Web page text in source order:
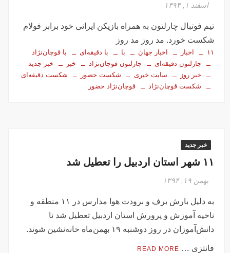
اسفند ۱, ۱۳۹۴
تیم فوتبال چارلتون به همراه بازیکن ایرانی خود برابر فولام
شکست خورد. مد روز مد روز
۱۱ اخبار اخبار جهان با با دقیقه‌ای
با قوچان‌نژاد
چارلتون دقیقه‌ای
چارلتون قوچان‌نژاد خبر
خبر جدید
خبر روز
سایت خبری شکست حضور
شکست دقیقه‌ای
شکست قوچان‌نژاد
قوچان‌نژاد حضور
خبر جدید
۱۱ شهر استان اردبیل را تعطیل شد
بهمن ۱۹, ۱۳۹۴
به دلیل بارش برف و برودت هوا مدارس در ۱۱ منطقه و
ناحیه آموزش و پرورش استان اردبیل تعطیل شد تا
دانش‌آموزان در روز دوشنبه ۱۹ بهمن‌ماه خانه‌نشین شوند.
فانتزی … READ MORE